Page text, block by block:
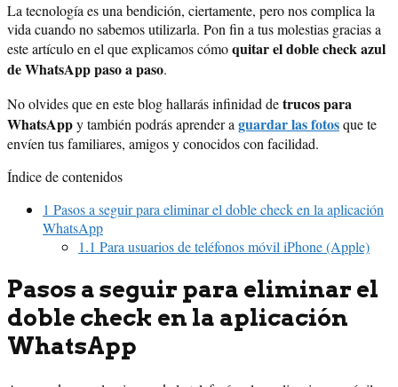
La tecnología es una bendición, ciertamente, pero nos complica la
vida cuando no sabemos utilizarla. Pon fin a tus molestias gracias a
este artículo en el que explicamos cómoquitar el doble check azul
de WhatsApp paso a paso.
No olvides que en este blog hallarás infinidad detrucos para
WhatsAppy también podrás aprender aguardar las fotosque te
envíen tus familiares, amigos y conocidos con facilidad.
Índice de contenidos
1 Pasos a seguir para eliminar el doble check en la aplicación
WhatsApp
1.1 Para usuarios de teléfonos móvil iPhone (Apple)
Pasos a seguir para eliminar el
doble check en la aplicación
WhatsApp